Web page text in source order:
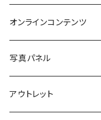
Tシャツ
バッグ
ブックカバー
マグカップ
オンラインコンテンツ
冒険クロストーク
写真パネル
アウトレット